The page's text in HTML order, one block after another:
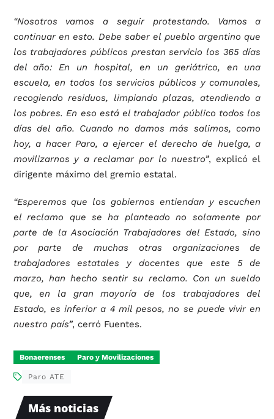
“Nosotros vamos a seguir protestando. Vamos a
continuar en esto. Debe saber el pueblo argentino que
los trabajadores públicos prestan servicio los 365 días
del año: En un hospital, en un geriátrico, en una
escuela, en todos los servicios públicos y comunales,
recogiendo residuos, limpiando plazas, atendiendo a
los pobres. En eso está el trabajador público todos los
días del año. Cuando no damos más salimos, como
hoy, a hacer Paro, a ejercer el derecho de huelga, a
movilizarnos y a reclamar por lo nuestro”, explicó el
dirigente máximo del gremio estatal.
“Esperemos que los gobiernos entiendan y escuchen
el reclamo que se ha planteado no solamente por
parte de la Asociación Trabajadores del Estado, sino
por parte de muchas otras organizaciones de
trabajadores estatales y docentes que este 5 de
marzo, han hecho sentir su reclamo. Con un sueldo
que, en la gran mayoría de los trabajadores del
Estado, es inferior a 4 mil pesos, no se puede vivir en
nuestro país”, cerró Fuentes.
Bonaerenses Paro y Movilizaciones
Paro ATE
Más noticias